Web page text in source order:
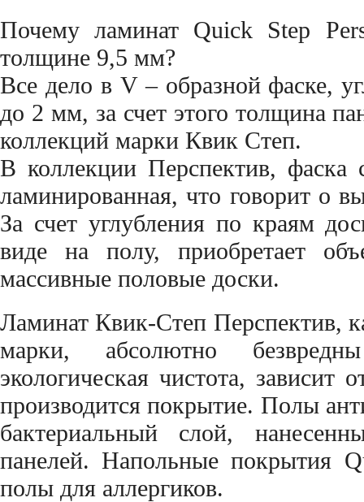
Почему ламинат Quick Step
толщине 9,5 мм?
Все дело в V – образной фаске,
до 2 мм, за счет этого толщина
коллекций марки Квик Степ.
В коллекции Перспектив, фаска
ламинированная, что говорит о
За счет углубления по краям
виде на полу, приобретает
массивные половые доски.
Ламинат Квик-Степ Перспектив,
марки, абсолютно
экологическая чистота, зависит
производится покрытие. Полы
бактериальный слой,
панелей. Напольные покрытия
полы для аллергиков.